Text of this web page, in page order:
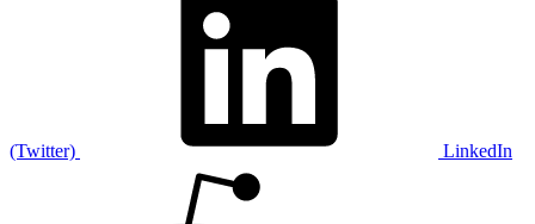
(Twitter) LinkedIn